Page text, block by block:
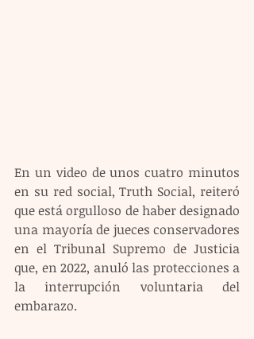
En un video de unos cuatro minutos
en su red social, Truth Social, reiteró
que está orgulloso de haber designado
una mayoría de jueces conservadores
en el Tribunal Supremo de Justicia
que, en 2022, anuló las protecciones a
la interrupción voluntaria del
embarazo.